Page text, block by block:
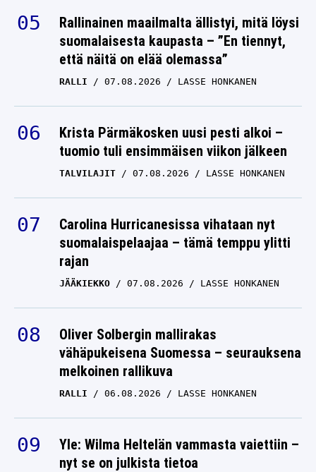
Rallinainen maailmalta ällistyi, mitä löysi
suomalaisesta kaupasta – ”En tiennyt,
että näitä on elää olemassa”
RALLI 07.08.2026 LASSE HONKANEN
Krista Pärmäkosken uusi pesti alkoi –
tuomio tuli ensimmäisen viikon jälkeen
TALVILAJIT 07.08.2026 LASSE HONKANEN
Carolina Hurricanesissa vihataan nyt
suomalaispelaajaa – tämä temppu ylitti
rajan
JÄÄKIEKKO 07.08.2026 LASSE HONKANEN
Oliver Solbergin mallirakas
vähäpukeisena Suomessa – seurauksena
melkoinen rallikuva
RALLI 06.08.2026 LASSE HONKANEN
Yle: Wilma Heltelän vammasta vaiettiin –
nyt se on julkista tietoa